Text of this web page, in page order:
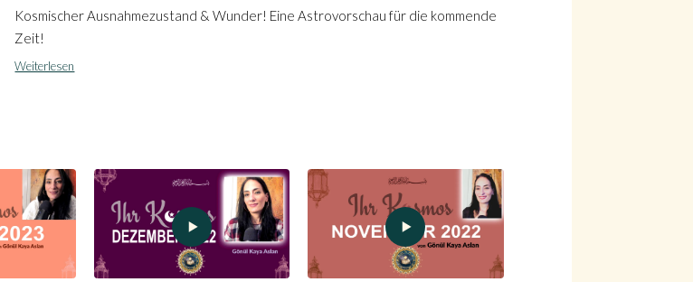
Kosmischer Ausnahmezustand & Wunder! Eine Astrovorschau für die kommende
Zeit!
Weiterlesen